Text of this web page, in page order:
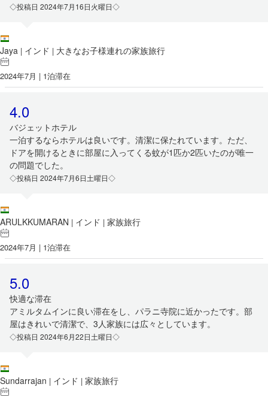
◇投稿日 2024年7月16日火曜日◇
Jaya | インド | 大きなお子様連れの家族旅行
2024年7月 | 1泊滞在
4.0
バジェットホテル
一泊するならホテルは良いです。清潔に保たれています。ただ、
ドアを開けるときに部屋に入ってくる蚊が1匹か2匹いたのが唯一
の問題でした。
◇投稿日 2024年7月6日土曜日◇
ARULKKUMARAN | インド | 家族旅行
2024年7月 | 1泊滞在
5.0
快適な滞在
アミルタムインに良い滞在をし、パラニ寺院に近かったです。部
屋はきれいで清潔で、3人家族には広々としています。
◇投稿日 2024年6月22日土曜日◇
Sundarrajan | インド | 家族旅行